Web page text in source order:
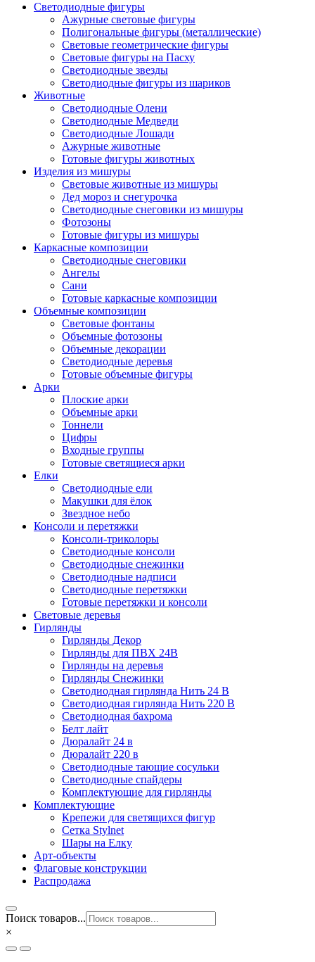
Светодиодные фигуры
Ажурные световые фигуры
Полигональные фигуры (металлические)
Световые геометрические фигуры
Световые фигуры на Пасху
Светодиодные звезды
Светодиодные фигуры из шариков
Животные
Светодиодные Олени
Светодиодные Медведи
Светодиодные Лошади
Ажурные животные
Готовые фигуры животных
Изделия из мишуры
Световые животные из мишуры
Дед мороз и снегурочка
Светодиодные снеговики из мишуры
Фотозоны
Готовые фигуры из мишуры
Каркасные композиции
Светодиодные снеговики
Ангелы
Сани
Готовые каркасные композиции
Объемные композиции
Световые фонтаны
Объемные фотозоны
Объемные декорации
Светодиодные деревья
Готовые объемные фигуры
Арки
Плоские арки
Объемные арки
Тоннели
Цифры
Входные группы
Готовые светящиеся арки
Елки
Светодиодные ели
Макушки для ёлок
Звездное небо
Консоли и перетяжки
Консоли-триколоры
Светодиодные консоли
Светодиодные снежинки
Светодиодные надписи
Светодиодные перетяжки
Готовые перетяжки и консоли
Световые деревья
Гирлянды
Гирлянды Декор
Гирлянды для ПВХ 24В
Гирлянды на деревья
Гирлянды Снежинки
Светодиодная гирлянда Нить 24 В
Светодиодная гирлянда Нить 220 В
Светодиодная бахрома
Белт лайт
Дюралайт 24 в
Дюралайт 220 в
Светодиодные тающие сосульки
Светодиодные спайдеры
Комплектующие для гирлянды
Комплектующие
Крепежи для светящихся фигур
Сетка Stylnet
Шары на Елку
Арт-объекты
Флаговые конструкции
Распродажа
Поиск товаров...
×